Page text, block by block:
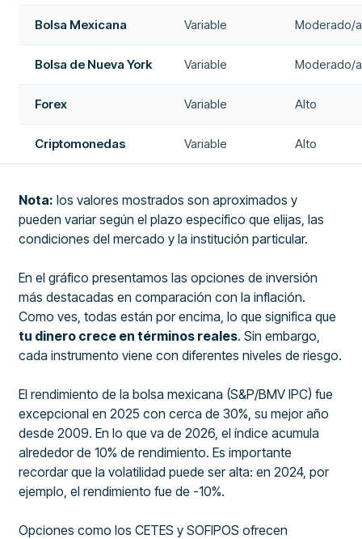
Bolsa Mexicana Variable Moderado/
Bolsa de Nueva York Variable Moderado/
Forex Variable Alto
Criptomonedas Variable Alto
Nota: los valores mostrados son aproximados y
pueden variar según el plazo específico que elijas, las
condiciones del mercado y la institución particular.
En el gráfico presentamos las opciones de inversión
más destacadas en comparación con la inflación.
Como ves, todas están por encima, lo que significa que
tu dinero crece en términos reales. Sin embargo,
cada instrumento viene con diferentes niveles de riesgo.
El rendimiento de la bolsa mexicana (S&P/BMV IPC) fue
excepcional en 2025 con cerca de 30%, su mejor año
desde 2009. En lo que va de 2026, el índice acumula
alrededor de 10% de rendimiento. Es importante
recordar que la volatilidad puede ser alta: en 2024, por
ejemplo, el rendimiento fue de -10%.
Opciones como los CETES y SOFIPOS ofrecen